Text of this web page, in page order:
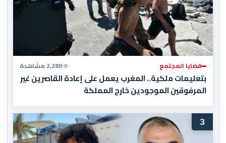
قضايا المجتمع 2,280 مشاهدة
بتعليمات ملكية.. المغرب يعمل على إعادة القاصرين غير
المرفوقين الموجودين خارج المملكة
3